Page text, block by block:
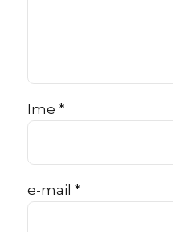
Ime *
e-mail *